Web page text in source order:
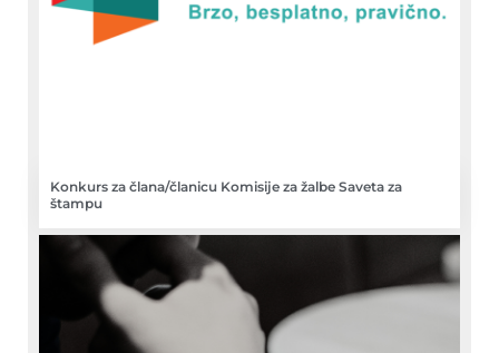
Konkurs za člana/članicu Komisije za žalbe Saveta za
štampu